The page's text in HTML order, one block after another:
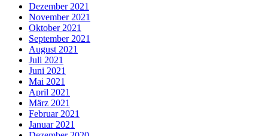
Dezember 2021
November 2021
Oktober 2021
September 2021
August 2021
Juli 2021
Juni 2021
Mai 2021
April 2021
März 2021
Februar 2021
Januar 2021